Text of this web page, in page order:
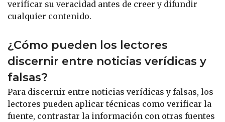
verificar su veracidad antes de creer y difundir
cualquier contenido.
¿Cómo pueden los lectores
discernir entre noticias verídicas y
falsas?
Para discernir entre noticias verídicas y falsas, los
lectores pueden aplicar técnicas como verificar la
fuente, contrastar la información con otras fuentes